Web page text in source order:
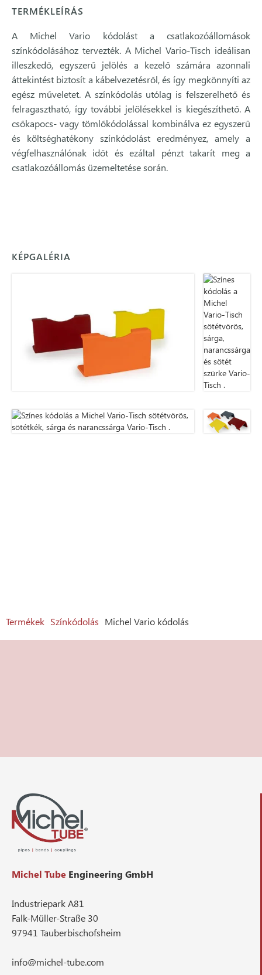
TERMÉKLEÍRÁS
A Michel Vario kódolást a csatlakozóállomások
színkódolásához tervezték. A Michel Vario-Tisch ideálisan
illeszkedő, egyszerű jelölés a kezelő számára azonnali
áttekintést biztosít a kábelvezetésről, és így megkönnyíti az
egész műveletet. A színkódolás utólag is felszerelhető és
felragasztható, így további jelölésekkel is kiegészíthető. A
csőkapocs- vagy tömlőkódolással kombinálva ez egyszerű
és költséghatékony színkódolást eredményez, amely a
végfelhasználónak időt és ezáltal pénzt takarít meg a
csatlakozóállomás üzemeltetése során.
KÉPGALÉRIA
Termékek Színkódolás Michel Vario kódolás
Michel Tube Engineering GmbH
Industriepark A81
Falk-Müller-Straße 30
97941 Tauberbischofsheim
info@michel-tube.com